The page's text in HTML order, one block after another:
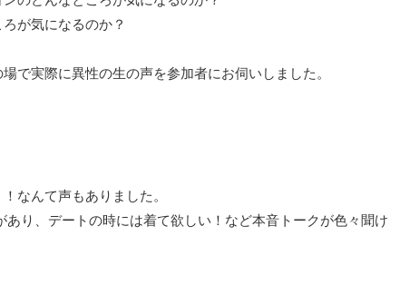
が気になるのか？
で実際に異性の生の声を参加者にお伺いしました。
なんて声もありました。
り、デートの時には着て欲しい！など本音トークが色々聞け